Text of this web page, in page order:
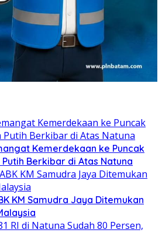
Kemerdekaan ke Puncak
Berkibar di Atas Natuna
KM Samudra Jaya Ditemukan